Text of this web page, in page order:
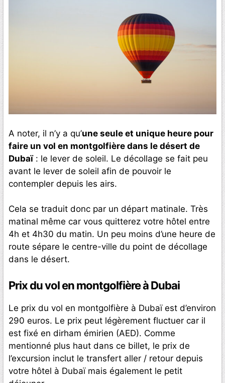
A noter, il n’y a qu’une seule et unique heure pour
faire un vol en montgolfière dans le désert de
Dubaï: le lever de soleil. Le décollage se fait peu
avant le lever de soleil afin de pouvoir le
contempler depuis les airs.
Cela se traduit donc par un départ matinale. Très
matinal même car vous quitterez votre hôtel entre
4h et 4h30 du matin. Un peu moins d’une heure de
route sépare le centre-ville du point de décollage
dans le désert.
Prix du vol en montgolfière à Dubai
Le prix du vol en montgolfière à Dubaï est d’environ
290 euros. Le prix peut légèrement fluctuer car il
est fixé en dirham émirien (AED). Comme
mentionné plus haut dans ce billet, le prix de
l’excursion inclut le transfert aller / retour depuis
votre hôtel à Dubaï mais également le petit